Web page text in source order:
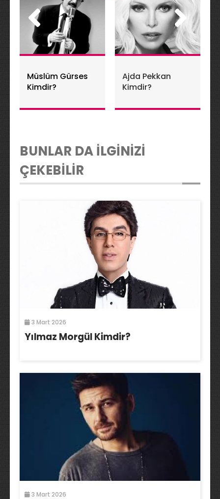
Müslüm Gürses
Kimdir?
Ajda Pekkan
Kimdir?
BUNLAR DA İLGİNİZİ
ÇEKEBİLİR
3 Mart 2026
Yılmaz Morgül Kimdir?
3 Mart 2026